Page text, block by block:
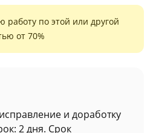
по этой или другой
от 70%
и доработку
2 дня. Срок